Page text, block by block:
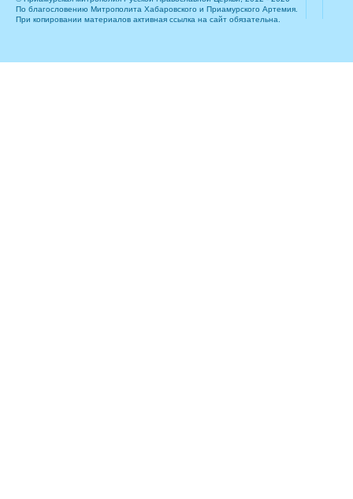
По благословению Митрополита Хабаровского и Приамурского Артемия.
При копировании материалов активная ссылка на сайт обязательна.